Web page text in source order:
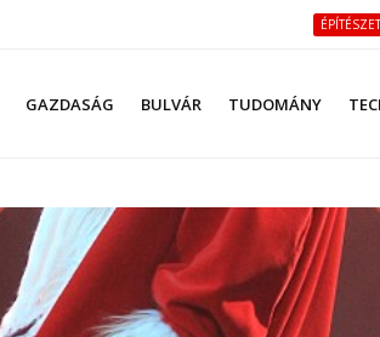
ÉPÍTÉSZET
GAZDASÁG BULVÁR TUDOMÁNY